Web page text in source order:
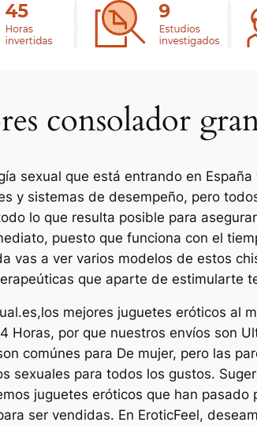
consolador
sexual que está entrando en
y sistemas de desempeño, pero
lo que resulta posible para
puesto que funciona con el
vas a ver varios modelos de estos
que aparte de estimularte
mejores juguetes eróticos al
Horas, por que nuestros envíos son
comúnes para De mujer, pero las
sexuales para todos los gustos.
juguetes eróticos que han
ser vendidas. En EroticFeel,